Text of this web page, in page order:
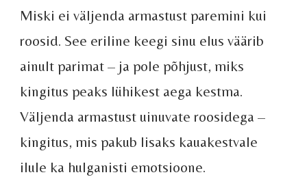
Miski ei väljenda armastust paremini kui
roosid. See eriline keegi sinu elus väärib
ainult parimat – ja pole põhjust, miks
kingitus peaks lühikest aega kestma.
Väljenda armastust uinuvate roosidega –
kingitus, mis pakub lisaks kauakestvale
ilule ka hulganisti emotsioone.